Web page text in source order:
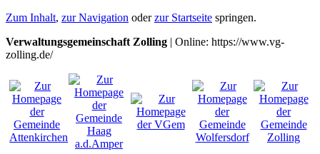
Zum Inhalt, zur Navigation oderzur Startseite springen.
Verwaltungsgemeinschaft Zolling | Online: https://www.vg-
zolling.de/